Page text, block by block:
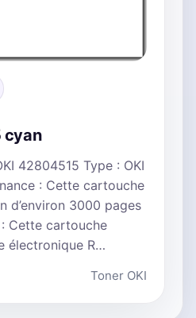
cyan
42804515 Type : OKI
: Cette cartouche
d’environ 3000 pages
Cette cartouche
électronique R…
Toner OKI